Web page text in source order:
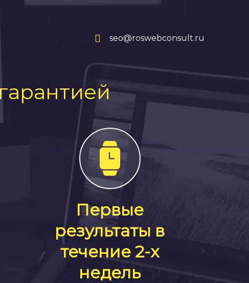
seo@roswebconsult.ru
Первые
результаты в
течение 2-х
недель